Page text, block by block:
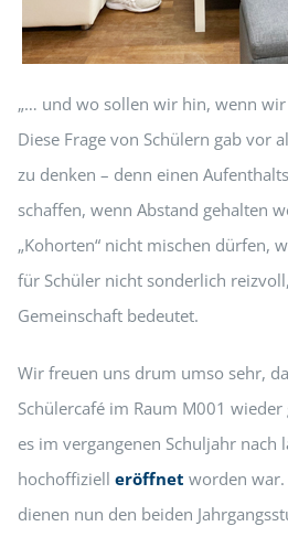
„… und wo sollen wir hin, wenn wir
Diese Frage von Schülern gab vor
zu denken – denn einen
schaffen, wenn Abstand gehalten
„Kohorten“ nicht mischen dürfen,
für Schüler nicht sonderlich
Gemeinschaft bedeutet.
Wir freuen uns drum umso sehr,
Schülercafé im Raum M001
es im vergangenen Schuljahr nach
hochoffiziell eröffnet worden war.
dienen nun den beiden